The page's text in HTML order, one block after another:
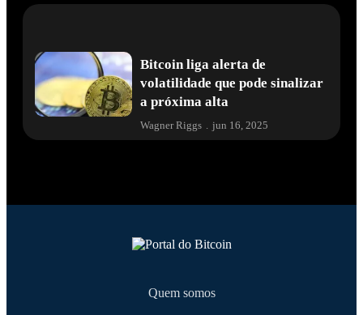
Bitcoin liga alerta de
volatilidade que pode sinalizar
a próxima alta
Wagner Riggs jun 16, 2025
Quem somos